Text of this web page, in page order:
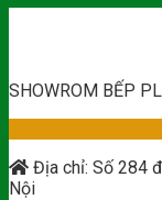
SHOWROM BẾP
Địa chỉ: Số 284
Nội